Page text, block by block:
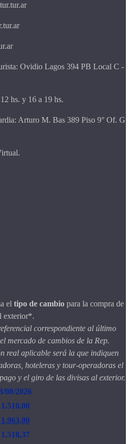
Ovidio Lagos 394 PB Local C -
hs. y 16 a 19 hs.
Arturo M. Bas 389 Piso 9° Of. G
el tipo de cambio para la compra de
exterior*.
correspondiente al último
mercado de cambios de la Rep.
real aplicable será la que indiquen
hoteleras y tour-operadoras el
y el giro de las divisas al exterior.
08/2026